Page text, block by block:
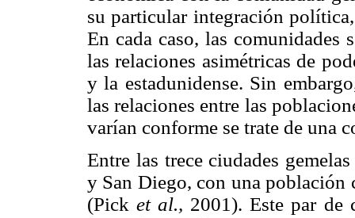
su particular integración
En cada caso, las comunidades
las relaciones asimétricas de
y la estadunidense. Sin
las relaciones entre las
varían conforme se trate de una
Entre las trece ciudades
y San Diego, con una población
(Picket al., 2001). Este par de